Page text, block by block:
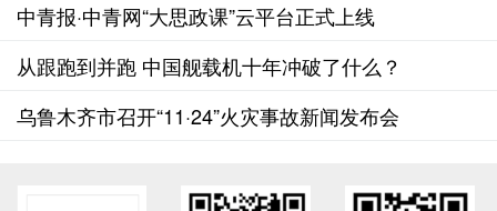
中青报·中青网“大思政课”云平台正式上线
从跟跑到并跑 中国舰载机十年冲破了什么？
乌鲁木齐市召开“11·24”火灾事故新闻发布会